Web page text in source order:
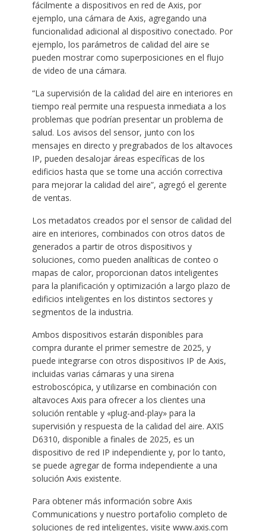
fácilmente a dispositivos en red de Axis, por
ejemplo, una cámara de Axis, agregando una
funcionalidad adicional al dispositivo conectado. Por
ejemplo, los parámetros de calidad del aire se
pueden mostrar como superposiciones en el flujo
de video de una cámara.
“La supervisión de la calidad del aire en interiores en
tiempo real permite una respuesta inmediata a los
problemas que podrían presentar un problema de
salud. Los avisos del sensor, junto con los
mensajes en directo y pregrabados de los altavoces
IP, pueden desalojar áreas específicas de los
edificios hasta que se tome una acción correctiva
para mejorar la calidad del aire”, agregó el gerente
de ventas.
Los metadatos creados por el sensor de calidad del
aire en interiores, combinados con otros datos de
generados a partir de otros dispositivos y
soluciones, como pueden analíticas de conteo o
mapas de calor, proporcionan datos inteligentes
para la planificación y optimización a largo plazo de
edificios inteligentes en los distintos sectores y
segmentos de la industria.
Ambos dispositivos estarán disponibles para
compra durante el primer semestre de 2025, y
puede integrarse con otros dispositivos IP de Axis,
incluidas varias cámaras y una sirena
estroboscópica, y utilizarse en combinación con
altavoces Axis para ofrecer a los clientes una
solución rentable y «plug-and-play» para la
supervisión y respuesta de la calidad del aire. AXIS
D6310, disponible a finales de 2025, es un
dispositivo de red IP independiente y, por lo tanto,
se puede agregar de forma independiente a una
solución Axis existente.
Para obtener más información sobre Axis
Communications y nuestro portafolio completo de
soluciones de red inteligentes, visite www.axis.com